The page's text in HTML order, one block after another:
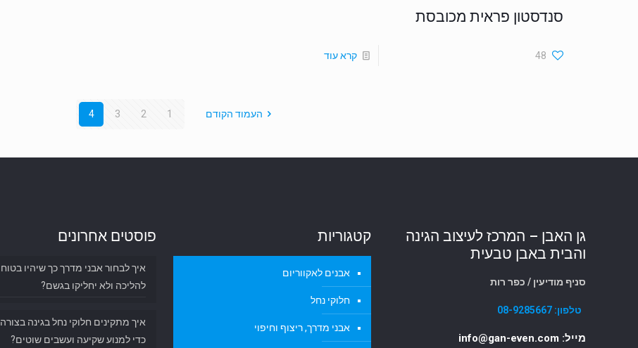
סנדסטון פראית מכובסת
48 קרא עוד
העמוד הקודם 1
2
3
4
גן האבן – המרכז לעיצוב הגינה
והבית באבן טבעית
סניף מודיעין / כפר רות
טלפון:08-9285667
מייל: info@gan-even.com
קטגוריות
אבנים לאקווריום
חלוקי נחל
אבני מדרך, ריצוף וחיפוי
פוסטים אחרונים
איך לבחור אבני מדרך כך שיהיו
להליכה ולא יחליקו בגשם?
איך מתקינים חלוקי נחל בגינה בצורה
כדי למנוע שקיעה ועשבים שוטים?